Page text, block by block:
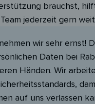
brauchst,
jederzeit gern
wir sehr ernst!
Daten bei
Händen. Wir
auf uns verlassen